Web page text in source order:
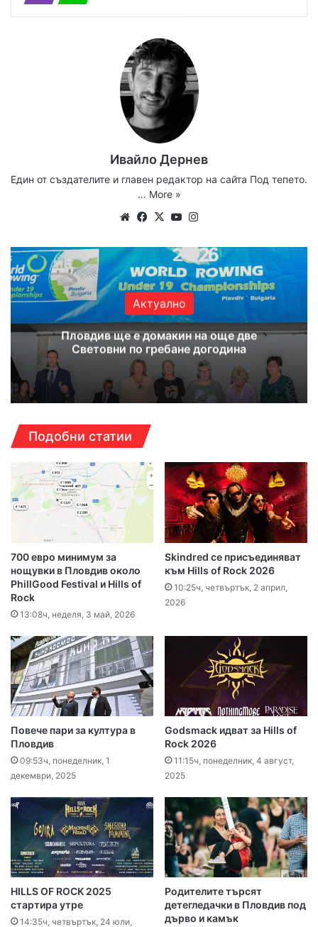
Ивайло Дернев
Един от създателите и главен редактор на сайта Под тепето.
… More »
WebsiteFacebook
X YouTube
Актуално
Пловдив ще е домакин на още две
Световни по гребане догодина
Подобни статии
700 евро минимум за
нощувки в Пловдив около
PhillGood Festival и Hills of
Rock
13:08ч, неделя, 3 май, 2026
Skindred се присъединяват
към Hills of Rock 2026
10:25ч, четвъртък, 2 април,
2026
Повече пари за култура в
Пловдив
09:53ч, понеделник, 1
декември, 2025
Godsmack идват за Hills of
Rock 2026
11:15ч, понеделник, 4 август,
2025
HILLS OF ROCK 2025
стартира утре
14:35ч, четвъртък, 24 юли,
Родителите търсят
детегледачки в Пловдив под
дърво и камък